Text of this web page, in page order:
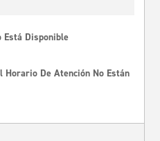
Está Disponible
Horario De Atención No Están